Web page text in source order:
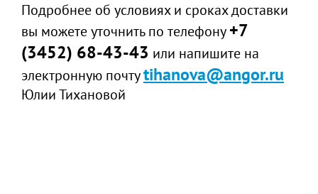
Подробнее об условиях и сроках доставки
вы можете уточнить по телефону+7
(3452) 68-43-43 или напишите на
электронную почтуtihanova@angor.ru
Юлии Тихановой